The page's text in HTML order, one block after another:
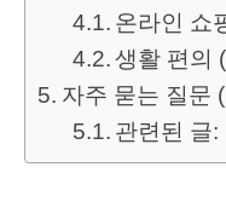
온라인 쇼
생활 편의
자주 묻는 질문
관련된 글: